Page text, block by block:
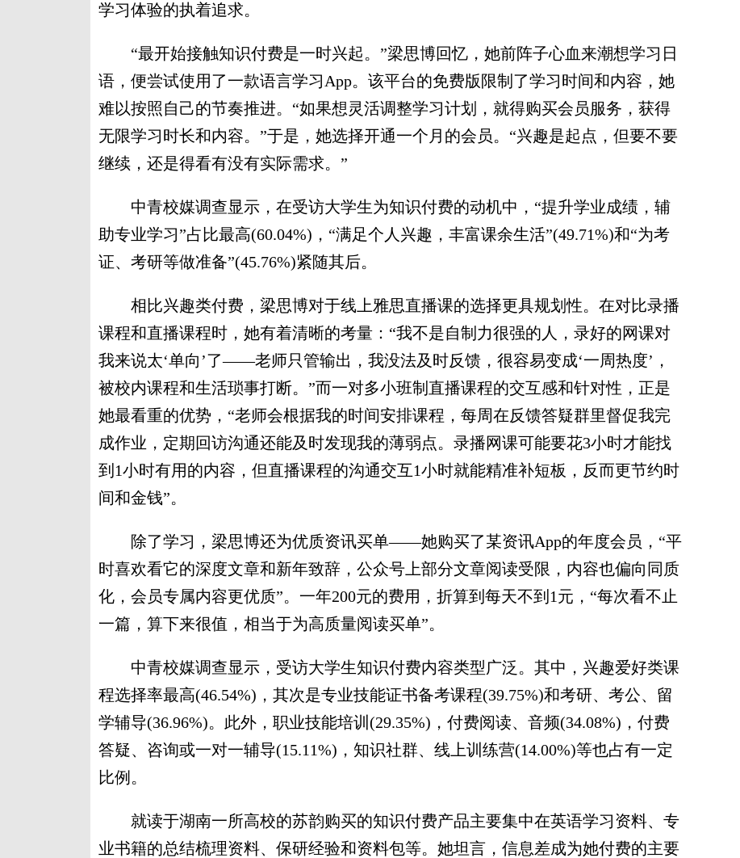
学习体验的执着追求。
“最开始接触知识付费是一时兴起。”梁思博回忆，她前阵子心血来潮想学习日
语，便尝试使用了一款语言学习App。该平台的免费版限制了学习时间和内容，她
难以按照自己的节奏推进。“如果想灵活调整学习计划，就得购买会员服务，获得
无限学习时长和内容。”于是，她选择开通一个月的会员。“兴趣是起点，但要不要
继续，还是得看有没有实际需求。”
中青校媒调查显示，在受访大学生为知识付费的动机中，“提升学业成绩，辅
助专业学习”占比最高(60.04%)，“满足个人兴趣，丰富课余生活”(49.71%)和“为考
证、考研等做准备”(45.76%)紧随其后。
相比兴趣类付费，梁思博对于线上雅思直播课的选择更具规划性。在对比录播
课程和直播课程时，她有着清晰的考量：“我不是自制力很强的人，录好的网课对
我来说太‘单向’了——老师只管输出，我没法及时反馈，很容易变成‘一周热度’，
被校内课程和生活琐事打断。”而一对多小班制直播课程的交互感和针对性，正是
她最看重的优势，“老师会根据我的时间安排课程，每周在反馈答疑群里督促我完
成作业，定期回访沟通还能及时发现我的薄弱点。录播网课可能要花3小时才能找
到1小时有用的内容，但直播课程的沟通交互1小时就能精准补短板，反而更节约时
间和金钱”。
除了学习，梁思博还为优质资讯买单——她购买了某资讯App的年度会员，“平
时喜欢看它的深度文章和新年致辞，公众号上部分文章阅读受限，内容也偏向同质
化，会员专属内容更优质”。一年200元的费用，折算到每天不到1元，“每次看不止
一篇，算下来很值，相当于为高质量阅读买单”。
中青校媒调查显示，受访大学生知识付费内容类型广泛。其中，兴趣爱好类课
程选择率最高(46.54%)，其次是专业技能证书备考课程(39.75%)和考研、考公、留
学辅导(36.96%)。此外，职业技能培训(29.35%)，付费阅读、音频(34.08%)，付费
答疑、咨询或一对一辅导(15.11%)，知识社群、线上训练营(14.00%)等也占有一定
比例。
就读于湖南一所高校的苏韵购买的知识付费产品主要集中在英语学习资料、专
业书籍的总结梳理资料、保研经验和资料包等。她坦言，信息差成为她付费的主要